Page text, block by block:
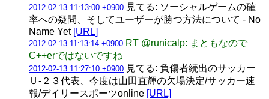
2012-02-13 11:13:00 +0900 見てる: ソーシャルゲームの確
率への疑問、そしてユーザーが勝つ方法について - No
Name Yet [URL]
2012-02-13 11:13:14 +0900 RT @runicalp: まともなので
C++erではないですね
2012-02-13 11:27:10 +0900 見てる: 負傷者続出のサッカー
Ｕ-２３代表、今度は山田直輝の欠場決定/サッカー速
報/デイリースポーツonline [URL]